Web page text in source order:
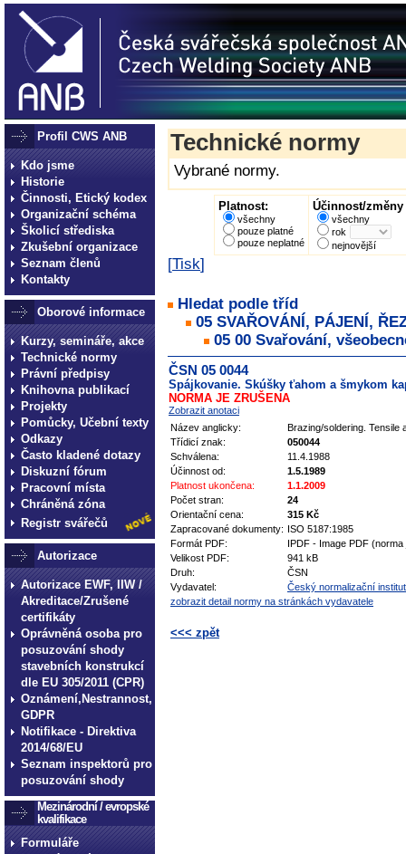
Profil CWS ANB
Kdo jsme
Historie
Činnosti, Etický kodex
Organizační schéma
Školicí střediska
Zkušební organizace
Seznam členů
Kontakty
Oborové informace
Kurzy, semináře, akce
Technické normy
Právní předpisy
Knihovna publikací
Projekty
Pomůcky, Učební texty
Odkazy
Často kladené dotazy
Diskuzní fórum
Pracovní místa
Chráněná zóna
Registr svářečů
Autorizace
Autorizace EWF, IIW /
Akreditace/Zrušené
certifikáty
Oprávněná osoba pro
posuzování shody
stavebních konstrukcí
dle EU 305/2011 (CPR)
Oznámení,Nestrannost,
GDPR
Notifikace - Direktiva
2014/68/EU
Seznam inspektorů pro
posuzování shody
Mezinárodní / evropské
kvalifikace
Formuláře
Technické normy
Vybrané normy.
Platnost:
všechny
pouze platné
pouze neplatné
Účinnost/změny
všechny
rok
nejnovější
[Tisk]
Hledat podle tříd
05 SVAŘOVÁNÍ, PÁJENÍ,
05 00 Svařování,
ČSN 05 0044
Spájkovanie. Skúšky ťahom a šmykom
NORMA JE ZRUŠENA
Zobrazit anotaci
Název anglicky:
Brazing/soldering.
Třídicí znak:
050044
Schválena:
11.4.1988
Účinnost od:
1.5.1989
Platnost ukončena:
1.1.2009
Počet stran:
24
Orientační cena:
315 Kč
Zapracované dokumenty:
ISO 5187:1985
Formát PDF:
IPDF - Image PDF
Velikost PDF:
941 kB
Druh:
ČSN
Vydavatel:
Český normalizační institut
zobrazit detail normy na stránkách vydavatele
<<< zpět